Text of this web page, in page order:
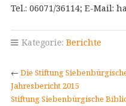
Tel.: 06071/36114; E-Mail:
Kategorie: Berichte
← Die Stiftung
Jahresbericht 2015
Stiftung Siebenbürgische